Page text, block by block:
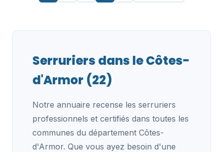
Serruriers dans le Côtes-
d'Armor (22)
Notre annuaire recense les serruriers
professionnels et certifiés dans toutes les
communes du département Côtes-
d'Armor. Que vous ayez besoin d'une